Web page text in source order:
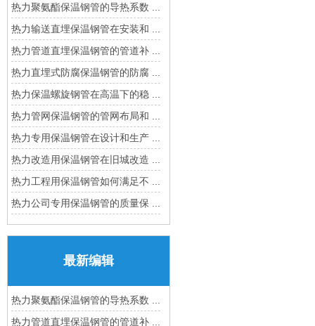
热力聚氨酯保温钢管的导热系数 ...
热力输送直埋保温钢管在安装和 ...
热力管道直埋保温钢管的管道补 ...
热力直埋式防腐保温钢管的防腐 ...
热力保温螺旋钢管在高温下的稳 ...
热力管网保温钢管的管网布局和 ...
热力专用保温钢管在设计和生产 ...
热力改造用保温钢管在旧城改造 ...
热力工程用保温钢管如何满足不 ...
热力公司专用保温钢管的质量保 ...
最新编辑
热力聚氨酯保温钢管的导热系数 ...
热力管道直埋保温钢管的管道补 ...